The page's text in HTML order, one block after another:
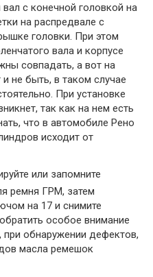
с конечной головкой на
на распредвале с
головки. При этом
вала и корпусе
совпадать, а вот на
не быть, в таком случае
При установке
так как на нем есть
что в автомобиле Рено
исходит от
или запомните
ремня ГРМ, затем
на 17 и снимите
особое внимание
при обнаружении дефектов,
масла ремешок